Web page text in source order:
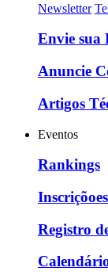
Newsletter
Envie sua
Anuncie
Artigos
Eventos
Rankings
Inscriçõoes
Registro